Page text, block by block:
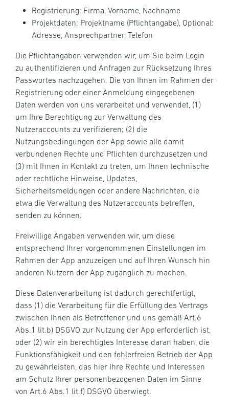
Registrierung: Firma, Vorname, Nachname
Projektdaten: Projektname (Pflichtangabe), Optional:
Adresse, Ansprechpartner, Telefon
Die Pflichtangaben verwenden wir, um Sie beim Login
zu authentifizieren und Anfragen zur Rücksetzung Ihres
Passwortes nachzugehen. Die von Ihnen im Rahmen der
Registrierung oder einer Anmeldung eingegebenen
Daten werden von uns verarbeitet und verwendet, (1)
um Ihre Berechtigung zur Verwaltung des
Nutzeraccounts zu verifizieren; (2) die
Nutzungsbedingungen der App sowie alle damit
verbundenen Rechte und Pflichten durchzusetzen und
(3) mit Ihnen in Kontakt zu treten, um Ihnen technische
oder rechtliche Hinweise, Updates,
Sicherheitsmeldungen oder andere Nachrichten, die
etwa die Verwaltung des Nutzeraccounts betreffen,
senden zu können.
Freiwillige Angaben verwenden wir, um diese
entsprechend Ihrer vorgenommenen Einstellungen im
Rahmen der App anzuzeigen und auf Ihren Wunsch hin
anderen Nutzern der App zugänglich zu machen.
Diese Datenverarbeitung ist dadurch gerechtfertigt,
dass (1) die Verarbeitung für die Erfüllung des Vertrags
zwischen Ihnen als Betroffener und uns gemäß Art.6
Abs.1 lit.b) DSGVO zur Nutzung der App erforderlich ist,
oder (2) wir ein berechtigtes Interesse daran haben, die
Funktionsfähigkeit und den fehlerfreien Betrieb der App
zu gewährleisten, das hier Ihre Rechte und Interessen
am Schutz Ihrer personenbezogenen Daten im Sinne
von Art.6 Abs.1 lit.f) DSGVO überwiegt.